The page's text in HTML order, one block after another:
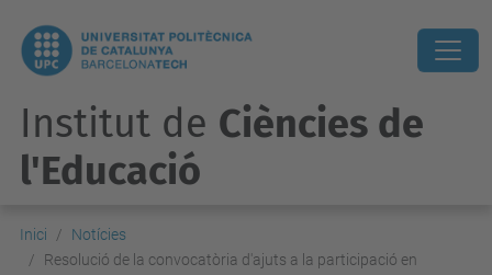
Institut de Ciències de
l'Educació
Inici
Notícies
Resolució de la convocatòria d'ajuts a la participació en